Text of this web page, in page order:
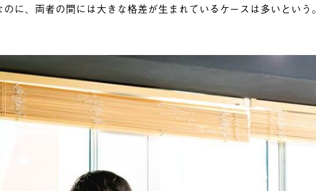
のに、両者の間には大きな格差が生まれているケースは多いという。